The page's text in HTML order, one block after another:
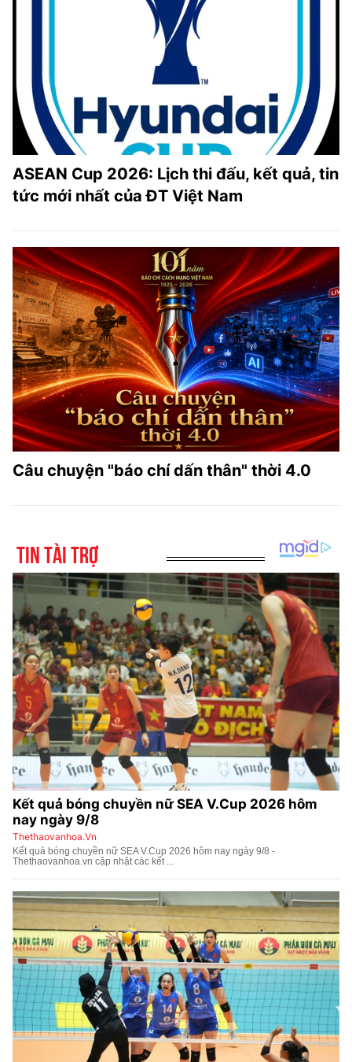
ASEAN Cup 2026: Lịch thi đấu, kết quả, tin
tức mới nhất của ĐT Việt Nam
Câu chuyện "báo chí dấn thân" thời 4.0